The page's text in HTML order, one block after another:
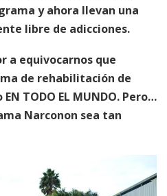
y ahora llevan una
libre de adicciones.
a equivocarnos que
de rehabilitación de
TODO EL MUNDO. Pero…
Narconon sea tan